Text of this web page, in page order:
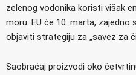
zelenog vodonika koristi višak
moru. EU će 10. marta,
objaviti strategiju za „savez za
Saobraćaj proizvodi oko